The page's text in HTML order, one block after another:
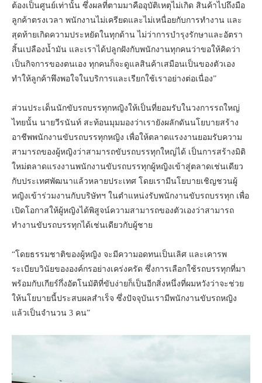
ต้องเป็นศูนย์เท่านั้น ซึ่งผลที่ตามมาคืออุบัติเหตุไม่เกิด สินค้าไปถึงมือ
ลูกค้าตรงเวลา พนักงานไม่เครียดและไม่เหนื่อยกับการทำงาน และ
สุดท้ายเกิดความประหยัดในทุกด้าน ไม่ว่าการบำรุงรักษาและอัตรา
สิ้นเปลืองน้ำมัน และเราได้ปลูกฝังกับพนักงานทุกคนว่าขอให้คิดว่า
เป็นกิจการของตนเอง ทุกคนก็จะดูแลสินค้าเสมือนเป็นของตัวเอง
ทำให้ลูกค้าพึงพอใจในบริการและเรียกใช้เราอย่างต่อเนื่อง”
ส่วนประเด็นนักขับรถบรรทุกหญิงให้เป็นที่ยอมรับในวงการรถใหญ่
ไทยนั้น นายวีรนันท์ สะท้อนมุมมองว่าเรายังผลักดันนโยบายสร้าง
อาชีพพนักงานขับรถบรรทุกหญิง เพื่อให้ตลาดแรงงานยอมรับความ
สามารถของผู้หญิงว่าสามารถขับรถบรรทุกใหญ่ได้ เป็นการสร้างมิติ
ใหม่ตลาดแรงงานพนักงานขับรถบรรทุกผู้หญิงเข้าสู่ตลาดเช่นเดียว
กับประเทศพัฒนาแล้วหลายประเทศ โดยเรามีนโยบายเชิญชวนผู้
หญิงเข้าร่วมงานกับบริษัทฯ ในตำแหน่งรับพนักงานขับรถบรรทุก เพื่อ
เปิดโอกาสให้ผู้หญิงได้พิสูจน์ความสามารถของตัวเองว่าสามารถ
ทำงานขับรถบรรทุกได้เช่นเดียวกับผู้ชาย
“โดยธรรมชาติของผู้หญิง จะมีความอดทนเป็นเลิศ และเคารพ
ระเบียบวินัยขององค์กรอย่างเคร่งครัด ซึ่งการเลือกใช้รถบรรทุกที่มา
พร้อมกับเกียร์กึ่งอัตโนมัติที่ขับง่ายก็เป็นอีกสิ่งหนึ่งที่ผมหวังว่าจะช่วย
ให้นโยบายนี้ประสบผลสำเร็จ ซึ่งปัจจุบันเรามีพนักงานขับรถหญิง
แล้วเป็นจำนวน 3 คน”